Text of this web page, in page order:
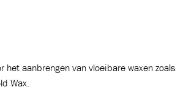
het aanbrengen van vloeibare waxen zoals
Wax.